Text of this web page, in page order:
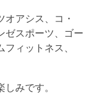
アシス、コ・
ゼスポーツ、ゴー
ィットネス、
みです。